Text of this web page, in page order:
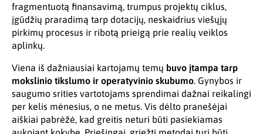
fragmentuotą finansavimą, trumpus projektų ciklus,
įgūdžių praradimą tarp dotacijų, neskaidrius viešųjų
pirkimų procesus ir ribotą prieigą prie realių veiklos
aplinkų.
Viena iš dažniausiai kartojamų temų buvo įtampa tarp
mokslinio tikslumo ir operatyvinio skubumo. Gynybos ir
saugumo srities vartotojams sprendimai dažnai reikalingi
per kelis mėnesius, o ne metus. Vis dėlto pranešėjai
aiškiai pabrėžė, kad greitis neturi būti pasiekiamas